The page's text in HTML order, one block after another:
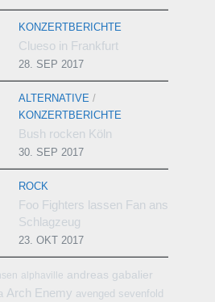
KONZERTBERICHTE
Clueso in Frankfurt
28. SEP 2017
ALTERNATIVE /
KONZERTBERICHTE
Bush rocken Köln
30. SEP 2017
ROCK
Foo Fighters lassen Fan ans
Schlagzeug
23. OKT 2017
alphaville andreas gabalier
Arch Enemy avenged sevenfold